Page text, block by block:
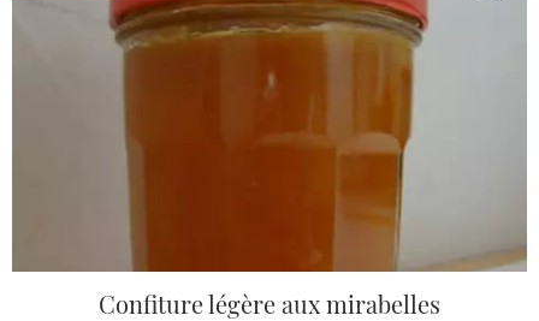
Confiture légère aux mirabelles